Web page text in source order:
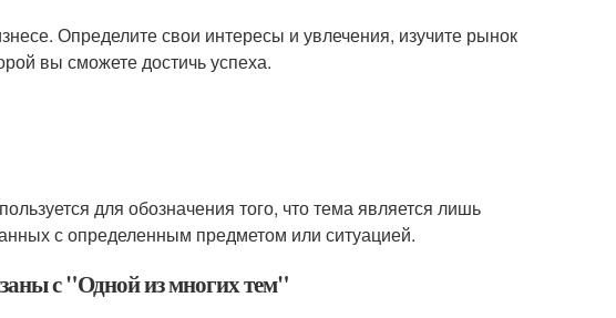
Определите свои интересы и увлечения, изучите рынок
вы сможете достичь успеха.
для обозначения того, что тема является лишь
с определенным предметом или ситуацией.
с "Одной из многих тем"